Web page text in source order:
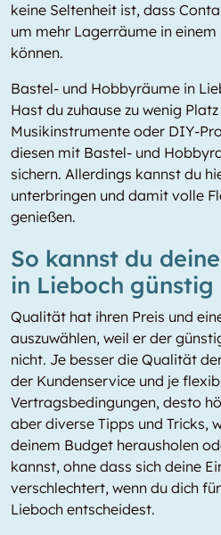
keine Seltenheit ist, dass
um mehr Lagerräume in
können.
Bastel- und Hobbyräume in
Hast du zuhause zu wenig
Musikinstrumente oder DIY-
diesen mit Bastel- und
sichern. Allerdings kannst du
unterbringen und damit volle
genießen.
So kannst du
in Lieboch günstig
Qualität hat ihren Preis und
auszuwählen, weil er der
nicht. Je besser die Qualität
der Kundenservice und je
Vertragsbedingungen, desto
aber diverse Tipps und Tricks,
deinem Budget herausholen
kannst, ohne dass sich deine
verschlechtert, wenn du dich
Lieboch entscheidest.